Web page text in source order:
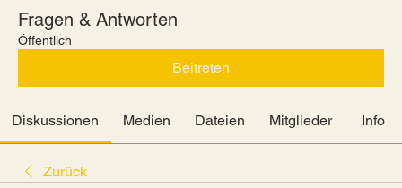
Fragen & Antworten
Öffentlich
Beitreten
Diskussionen Medien Dateien Mitglieder Info
Zurück